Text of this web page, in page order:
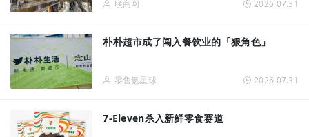
联商网 2026.07.31
朴朴超市成了闯入餐饮业的「狠角色」
零售氪星球 2026.07.31
7-Eleven杀入新鲜零食赛道